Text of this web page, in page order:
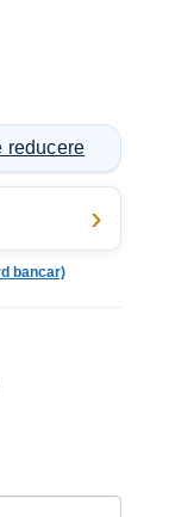
reducere
bancar)